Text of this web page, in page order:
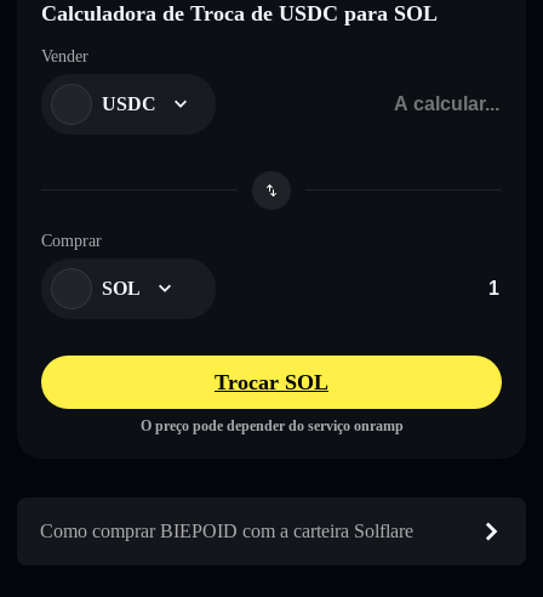
Calculadora de Troca de USDC para SOL
Vender
USDC
Comprar
SOL
Trocar SOL
O preço pode depender do serviço onramp
Como comprar BIEPOID com a carteira Solflare